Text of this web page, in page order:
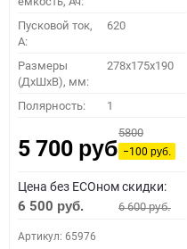
Пусковой ток,
A:
620
Размеры
(ДхШхВ), мм:
278x175x190
Полярность: 1
5 700 руб.
5800
−100руб.
Цена без ECOном скидки:
6 500 руб. 6 600руб.
Артикул: 65976